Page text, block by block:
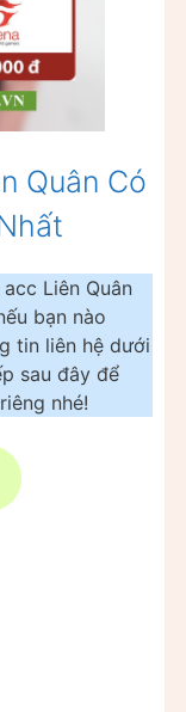
Quân Có
Liên Quân
bạn nào
tin liên hệ dưới
sau đây để
nhé!